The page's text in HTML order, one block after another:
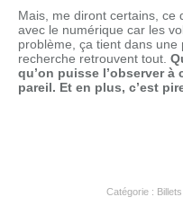
Mais, me diront certains, ce
avec le numérique car les
problème, ça tient dans
recherche retrouvent tout.
qu’on puisse l’observer à
pareil. Et en plus, c’est
Catégorie :